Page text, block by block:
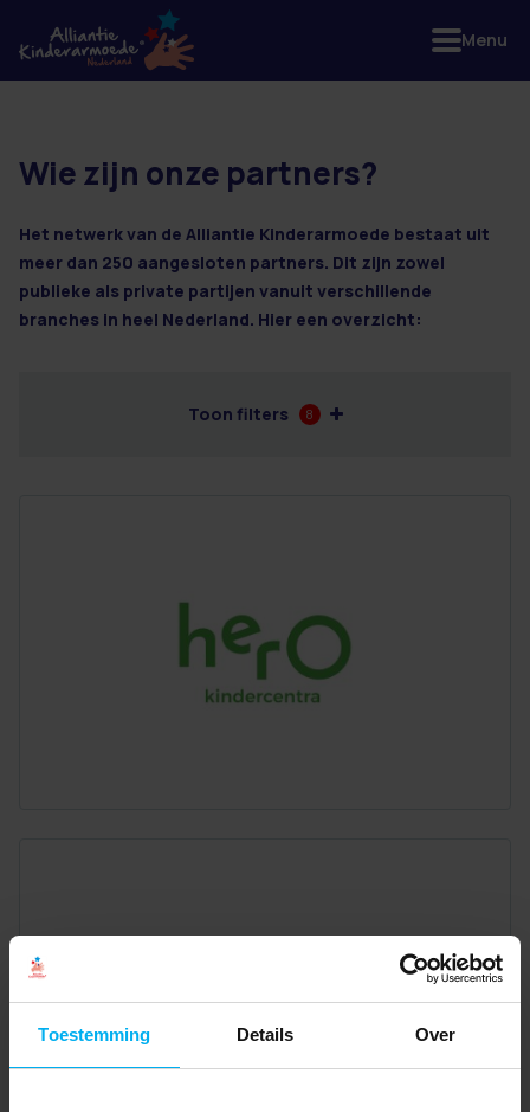
Toestemming Details Over
4 resultaten
Wie zijn onze partners?
Het netwerk van de Alliantie Kinderarmoede bestaat uit
meer dan 250 aangesloten partners. Dit zijn zowel
publieke als private partijen vanuit verschillende
branches in heel Nederland. Hier een overzicht:
Toon filters 8
Menu